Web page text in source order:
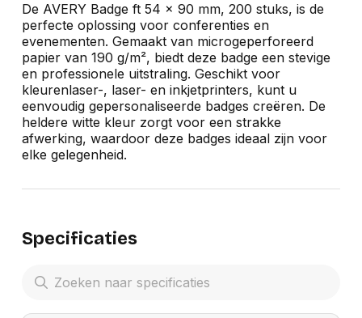
De AVERY Badge ft 54 x 90 mm, 200 stuks, is de
perfecte oplossing voor conferenties en
evenementen. Gemaakt van microgeperforeerd
papier van 190 g/m², biedt deze badge een stevige
en professionele uitstraling. Geschikt voor
kleurenlaser-, laser- en inkjetprinters, kunt u
eenvoudig gepersonaliseerde badges creëren. De
heldere witte kleur zorgt voor een strakke
afwerking, waardoor deze badges ideaal zijn voor
elke gelegenheid.
Specificaties